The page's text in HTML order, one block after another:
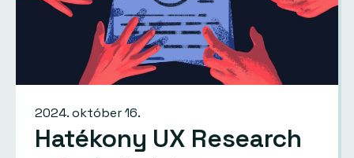
2024. október 16.
Hatékony UX Research